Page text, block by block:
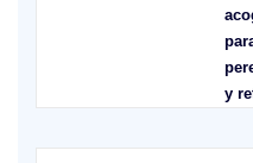
y